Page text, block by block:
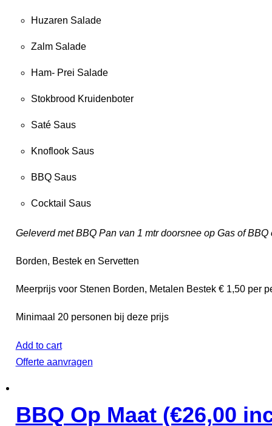
Huzaren Salade
Zalm Salade
Ham- Prei Salade
Stokbrood Kruidenboter
Saté Saus
Knoflook Saus
BBQ Saus
Cocktail Saus
Geleverd met BBQ Pan van 1 mtr doorsnee op Gas of BBQ
Borden, Bestek en Servetten
Meerprijs voor Stenen Borden, Metalen Bestek € 1,50 per
Minimaal 20 personen bij deze prijs
Add to cart
Offerte aanvragen
BBQ Op Maat (€26,00